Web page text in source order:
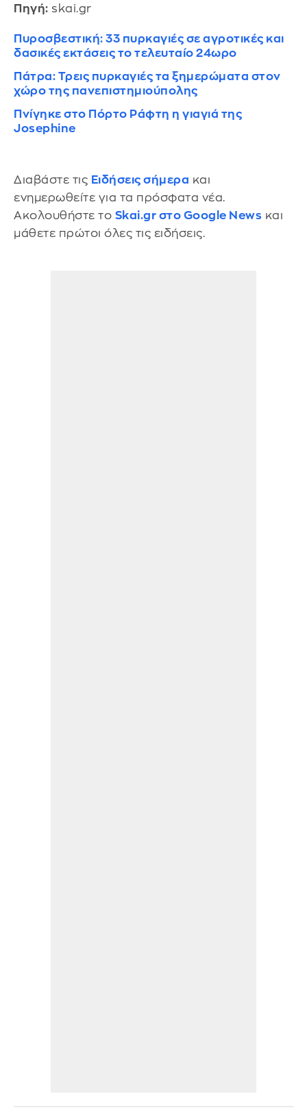
Πηγή: skai.gr
Πυροσβεστική: 33 πυρκαγιές σε αγροτικές και
δασικές εκτάσεις το τελευταίο 24ωρο
Πάτρα: Τρεις πυρκαγιές τα ξημερώματα στον
χώρο της πανεπιστημιούπολης
Πνίγηκε στο Πόρτο Ράφτη η γιαγιά της
Josephine
Διαβάστε τις Ειδήσεις σήμερα και
ενημερωθείτε για τα πρόσφατα νέα.
Ακολουθήστε το Skai.gr στο Google News και
μάθετε πρώτοι όλες τις ειδήσεις.